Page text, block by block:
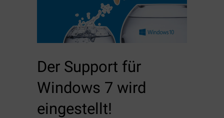
Der Support für
Windows 7 wird
eingestellt!